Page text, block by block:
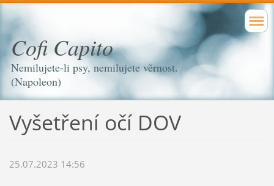
Cofi Capito
Nemilujete-li psy, nemilujete věrnost.
(Napoleon)
Vyšetření očí DOV
25.07.2023 14:56